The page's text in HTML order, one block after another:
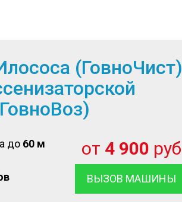
(ГовноЧист)
до 60 м от 4 900 руб
ВЫЗОВ МАШИНЫ